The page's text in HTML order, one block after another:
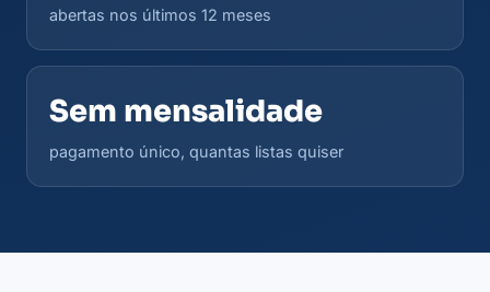
abertas nos últimos 12 meses
Sem mensalidade
pagamento único, quantas listas quiser